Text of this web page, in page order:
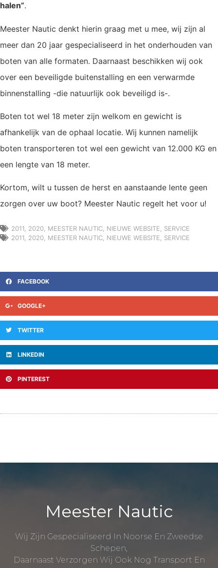
halen”.
Meester Nautic denkt hierin graag met u mee, wij zijn al
meer dan 20 jaar gespecialiseerd in het onderhouden van
boten van alle formaten. Daarnaast beschikken wij ook
over een beveiligde buitenstalling en een verwarmde
binnenstalling -die natuurlijk ook beveiligd is-.
Boten tot wel 18 meter zijn welkom en gewicht is
afhankelijk van de ophaal locatie. Wij kunnen namelijk
boten transporteren tot wel een gewicht van 12.000 KG en
een lengte van 18 meter.
Kortom, wilt u tussen de herst en aanstaande lente geen
zorgen over uw boot? Meester Nautic regelt het voor u!
2011 2020 MEESTER NAUTIC NIEUWE WEBSITE
SERVICE
2011 2020 MEESTER NAUTIC NIEUWE WEBSITE SERVICE
FACEBOOK
GOOGLE+
TWITTER
LINKEDIN
PINTEREST
Meester Nautic
Wij Zijn Gespecialiseerd In Noorse En Zweedse
Schepen,
Daarnaast Verzorgen Wij Ook Nog Transport En